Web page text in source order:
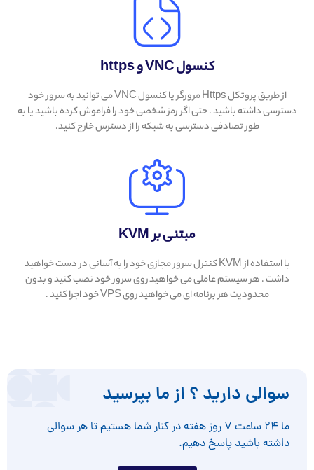
کنسول VNC و https
از طریق پروتکل Https مرورگر یا کنسول VNC می توانید به سرور خود
دسترسی داشته باشید . حتی اگر رمز شخصی خود را فراموش کرده باشید یا به
طور تصادفی دسترسی به شبکه را از دسترس خارج کنید.
مبتنی بر KVM
با استفاده از KVM کنترل سرور مجازی خود را به آسانی در دست خواهید
داشت . هر سیستم عاملی می خواهید روی سرور خود نصب کنید و بدون
محدودیت هر برنامه ای می خواهید روی VPS خود اجرا کنید .
سوالی دارید ؟ از ما بپرسید
ما ۲۴ ساعت ۷ روز هفته در کنار شما هستیم تا هر سوالی
داشته باشید پاسخ دهیم.